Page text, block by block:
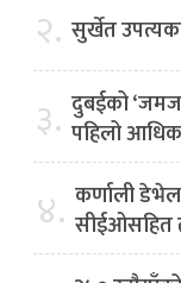
२. सुर्खेत
३. दुबईको
पहिलो
४. कर्णाली
सीईओसहित